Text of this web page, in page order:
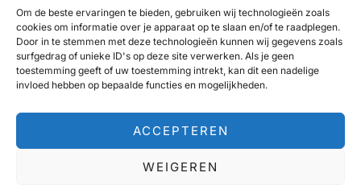
Om de beste ervaringen te bieden, gebruiken wij technologieën zoals
cookies om informatie over je apparaat op te slaan en/of te raadplegen.
Door in te stemmen met deze technologieën kunnen wij gegevens zoals
surfgedrag of unieke ID's op deze site verwerken. Als je geen
toestemming geeft of uw toestemming intrekt, kan dit een nadelige
invloed hebben op bepaalde functies en mogelijkheden.
ACCEPTEREN
WEIGEREN
Aandelen & Beleggen
Algemeen
Leiderschap & Leidinggeven
Planning & Organisatie
Technologie & Tools